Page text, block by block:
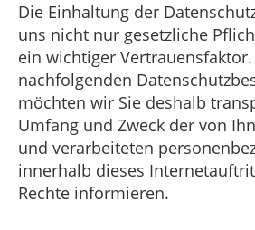
Die Einhaltung der
uns nicht nur gesetzliche
ein wichtiger
nachfolgenden
möchten wir Sie deshalb
Umfang und Zweck der von
und verarbeiteten
innerhalb dieses
Rechte informieren.